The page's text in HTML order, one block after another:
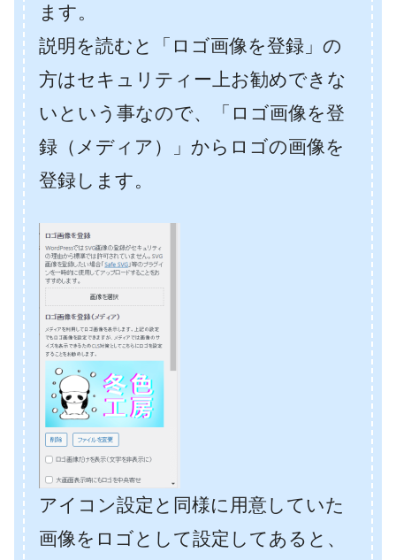
ます。
説明を読むと「ロゴ画像を登録」の
方はセキュリティー上お勧めできな
いという事なので、「ロゴ画像を登
録（メディア）」からロゴの画像を
登録します。
アイコン設定と同様に用意していた
画像をロゴとして設定してあると、